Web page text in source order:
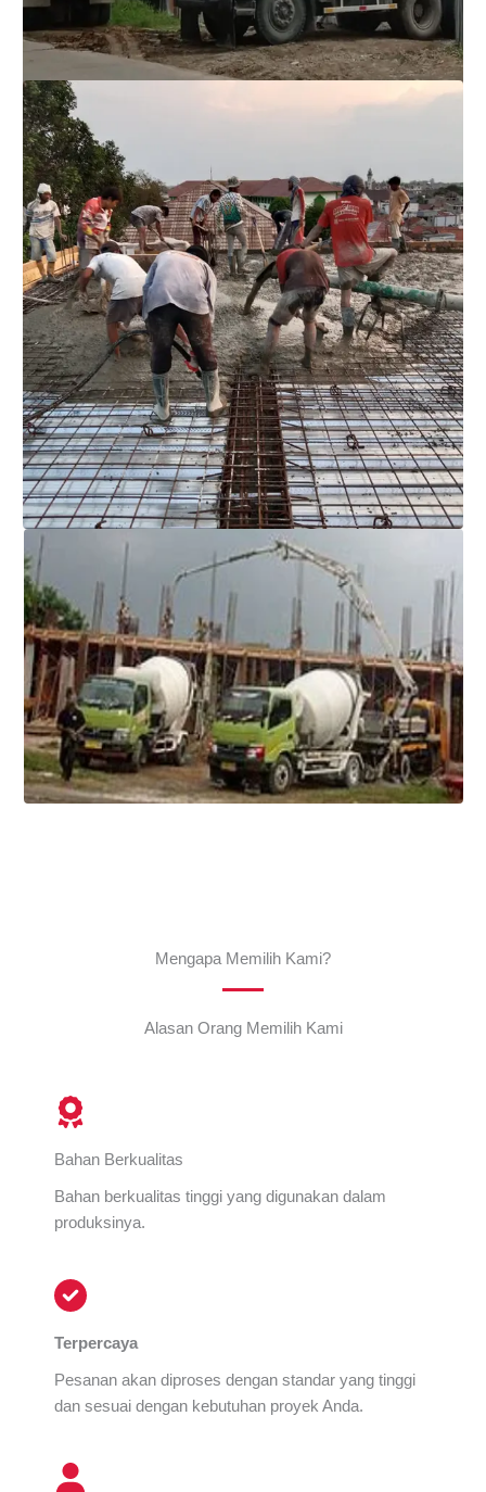
Mengapa Memilih Kami?
Alasan Orang Memilih Kami
Bahan Berkualitas
Bahan berkualitas tinggi yang digunakan dalam
produksinya.
Terpercaya
Pesanan akan diproses dengan standar yang tinggi
dan sesuai dengan kebutuhan proyek Anda.